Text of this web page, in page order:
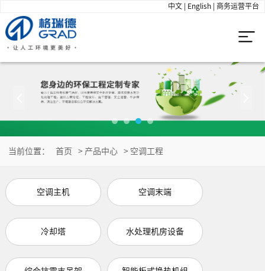
中文 English |商务运营平台
当前位置： 首页 > 产品中心 > 空调工程
空调主机 空调末端
冷却塔 水处理机房设备